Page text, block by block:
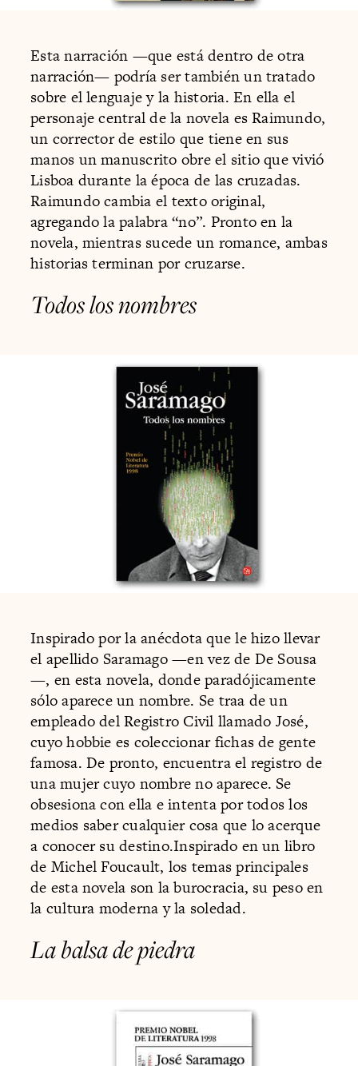
Esta narración —que está dentro de otra
narración— podría ser también un tratado
sobre el lenguaje y la historia. En ella el
personaje central de la novela es Raimundo,
un corrector de estilo que tiene en sus
manos un manuscrito obre el sitio que vivió
Lisboa durante la época de las cruzadas.
Raimundo cambia el texto original,
agregando la palabra “no”. Pronto en la
novela, mientras sucede un romance, ambas
historias terminan por cruzarse.
Todos los nombres
Inspirado por la anécdota que le hizo llevar
el apellido Saramago —en vez de De Sousa
—, en esta novela, donde paradójicamente
sólo aparece un nombre. Se traa de un
empleado del Registro Civil llamado José,
cuyo hobbie es coleccionar fichas de gente
famosa. De pronto, encuentra el registro de
una mujer cuyo nombre no aparece. Se
obsesiona con ella e intenta por todos los
medios saber cualquier cosa que lo acerque
a conocer su destino.Inspirado en un libro
de Michel Foucault, los temas principales
de esta novela son la burocracia, su peso en
la cultura moderna y la soledad.
La balsa de piedra